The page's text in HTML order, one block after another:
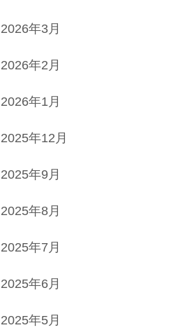
2026年3月
2026年2月
2026年1月
2025年12月
2025年9月
2025年8月
2025年7月
2025年6月
2025年5月